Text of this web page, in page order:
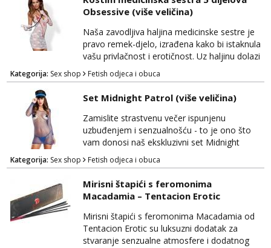
Ovaj set vražice donosi savršen spoj luksuza i
erotike, stvarajući unikatan izgled koji će vas
pretvoriti u pravu boginju strasti. B...
Obsessive (više veličina)
Naša zavodljiva haljina medicinske sestre je
pravo remek-djelo, izrađena kako bi istaknula
vašu privlačnost i erotičnost. Uz haljinu dolazi
pet različitih dijelova koji će vas transformirati
u potpunu vladaricu strasti. Ukrasni obruč za
kosu dodaje dozu igre i uzbuđenja, dok duge
rukavice pružaju eleganciju i senzualnost.
Tange dodaju zavodljivu notu iznenađenja,
dok pravi stetoskop čini igru s...
Kategorija: Sex shop Fetish odjeca i obuca
Set Midnight Patrol (više veličina)
Zamislite strastvenu večer ispunjenu
uzbuđenjem i senzualnošću - to je ono što
vam donosi naš ekskluzivni set Midnight
Patrol. Ovaj neodoljiv set obuhvaća sve što
vam je potrebno za nezaboravnu noć
ispunjenu strašću i uzbuđenjem. Uz ovaj set
ćete se osjećati poput pravog zavodnika ili
zavodnice, spremni izraziti svoju erotičnu
stranu. Mrežasta haljina dodaje notu
tajanstva i senzualnosti, dok p...
Kategorija: Sex shop Fetish odjeca i obuca
Mirisni štapići s feromonima
Macadamia – Tentacion Erotic
Mirisni štapići s feromonima Macadamia od
Tentacion Erotic su luksuzni dodatak za
stvaranje senzualne atmosfere i dodatnog